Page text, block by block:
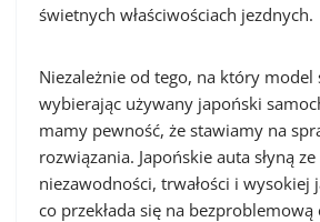
świetnych właściwościach jezdnych.
Niezależnie od tego, na który model
wybierając używany japoński
mamy pewność, że stawiamy na
rozwiązania. Japońskie auta słyną
niezawodności, trwałości i wysokiej
co przekłada się na bezproblemową